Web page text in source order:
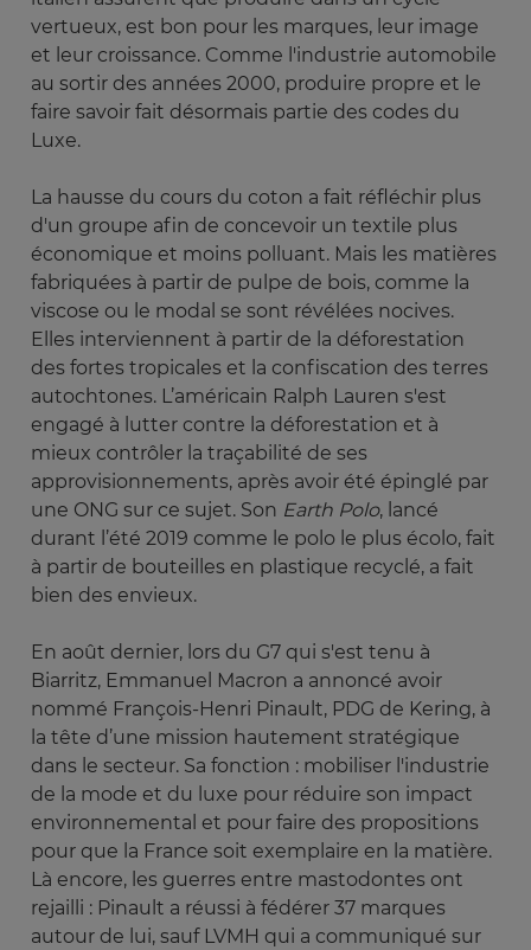
vertueux, est bon pour les marques, leur image
et leur croissance. Comme l'industrie automobile
au sortir des années 2000, produire propre et le
faire savoir fait désormais partie des codes du
Luxe.
La hausse du cours du coton a fait réfléchir plus
d'un groupe afin de concevoir un textile plus
économique et moins polluant. Mais les matières
fabriquées à partir de pulpe de bois, comme la
viscose ou le modal se sont révélées nocives.
Elles interviennent à partir de la déforestation
des fortes tropicales et la confiscation des terres
autochtones. L’américain Ralph Lauren s'est
engagé à lutter contre la déforestation et à
mieux contrôler la traçabilité de ses
approvisionnements, après avoir été épinglé par
une ONG sur ce sujet. Son Earth Polo, lancé
durant l’été 2019 comme le polo le plus écolo, fait
à partir de bouteilles en plastique recyclé, a fait
bien des envieux.
En août dernier, lors du G7 qui s'est tenu à
Biarritz, Emmanuel Macron a annoncé avoir
nommé François-Henri Pinault, PDG de Kering, à
la tête d’une mission hautement stratégique
dans le secteur. Sa fonction : mobiliser l'industrie
de la mode et du luxe pour réduire son impact
environnemental et pour faire des propositions
pour que la France soit exemplaire en la matière.
Là encore, les guerres entre mastodontes ont
rejailli : Pinault a réussi à fédérer 37 marques
autour de lui, sauf LVMH qui a communiqué sur